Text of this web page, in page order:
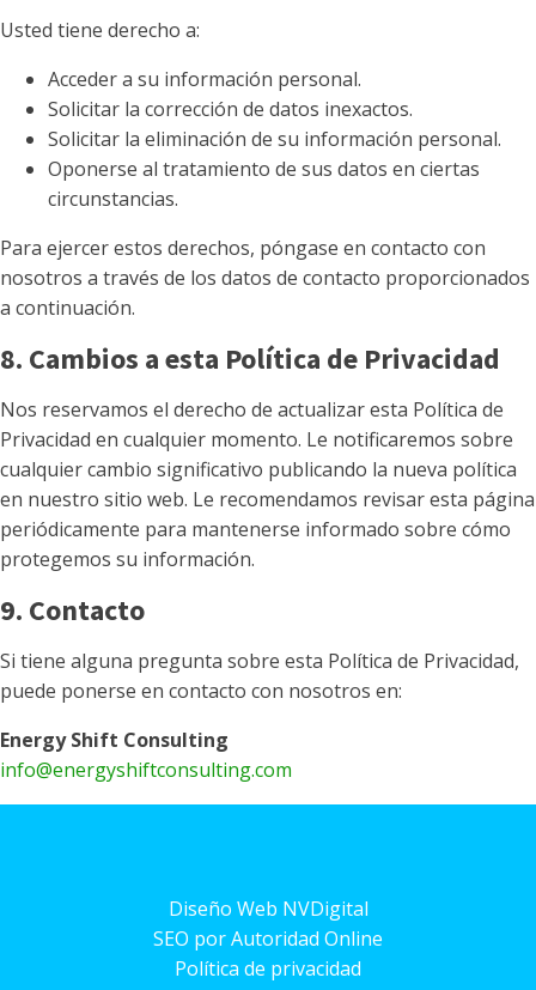
Usted tiene derecho a:
Acceder a su información personal.
Solicitar la corrección de datos inexactos.
Solicitar la eliminación de su información personal.
Oponerse al tratamiento de sus datos en ciertas
circunstancias.
Para ejercer estos derechos, póngase en contacto con
nosotros a través de los datos de contacto proporcionados
a continuación.
8. Cambios a esta Política de Privacidad
Nos reservamos el derecho de actualizar esta Política de
Privacidad en cualquier momento. Le notificaremos sobre
cualquier cambio significativo publicando la nueva política
en nuestro sitio web. Le recomendamos revisar esta página
periódicamente para mantenerse informado sobre cómo
protegemos su información.
9. Contacto
Si tiene alguna pregunta sobre esta Política de Privacidad,
puede ponerse en contacto con nosotros en:
Energy Shift Consulting
info@energyshiftconsulting.com
Política de privacidad
SEO por Autoridad Online
Diseño Web NVDigital